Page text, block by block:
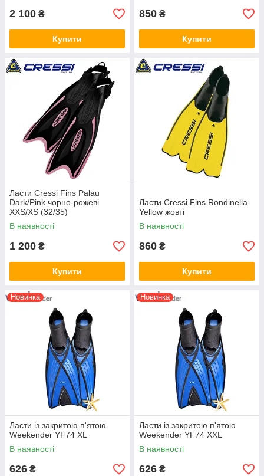
2 100 ₴
Купити
850 ₴
Купити
Ласти Cressi Fins Palau
Dark/Pink чорно-рожеві
XXS/XS (32/35)
В наявності
1 200 ₴
Купити
Ласти Cressi Fins Rondinella
Yellow жовті
В наявності
860 ₴
Купити
Новинка
Ласти із закритою п'ятою
Weekender YF74 XL
В наявності
626 ₴
Новинка
Ласти із закритою п'ятою
Weekender YF74 XXL
В наявності
626 ₴